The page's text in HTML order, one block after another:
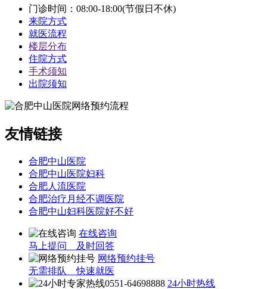
门诊时间：08:00-18:00(节假日不休)
来院方式
就医流程
楼层分布
住院方式
手术须知
出院须知
友情链接
合肥中山医院
合肥中山医院妇科
合肥人流医院
合肥治疗月经不调医院
合肥中山妇科医院好不好
在线咨询
马上提问 及时回答
网络预约挂号
无需排队 快速就医
24小时热线